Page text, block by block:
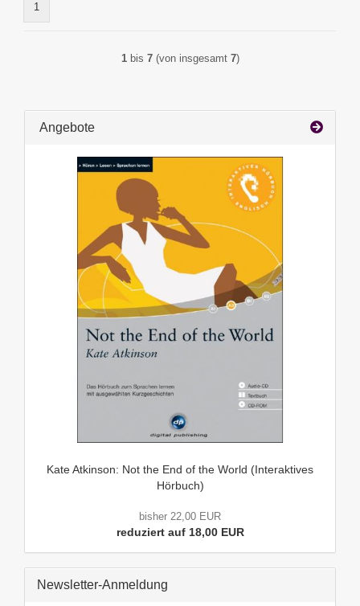
1
1bis 7(von insgesamt 7)
Angebote
Kate Atkinson: Not the End of the World (Interaktives
Hörbuch)
bisher 22,00 EUR
reduziert auf 18,00 EUR
Newsletter-Anmeldung